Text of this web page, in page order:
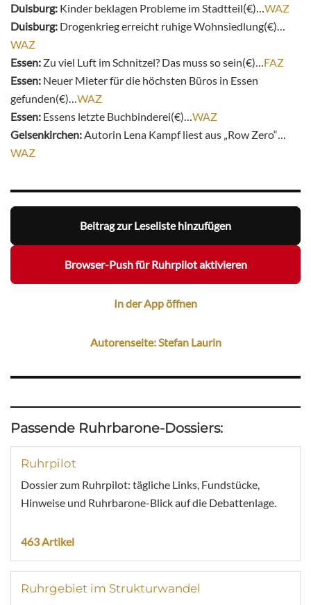
Duisburg: Kinder beklagen Probleme im Stadtteil(€)… WAZ
Duisburg: Drogenkrieg erreicht ruhige Wohnsiedlung(€)…
WAZ
Essen: Zu viel Luft im Schnitzel? Das muss so sein(€)… FAZ
Essen: Neuer Mieter für die höchsten Büros in Essen
gefunden(€)… WAZ
Essen: Essens letzte Buchbinderei(€)… WAZ
Gelsenkirchen: Autorin Lena Kampf liest aus „Row Zero“…
WAZ
Beitrag zur Leseliste hinzufügen
Browser-Push für Ruhrpilot aktivieren
In der App öffnen
Autorenseite: Stefan Laurin
Passende Ruhrbarone-Dossiers:
Ruhrpilot
Dossier zum Ruhrpilot: tägliche Links, Fundstücke,
Hinweise und Ruhrbarone-Blick auf die Debattenlage.
463 Artikel
Ruhrgebiet im Strukturwandel